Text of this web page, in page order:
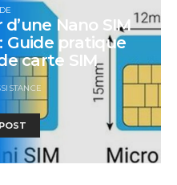
Nano SIM
Guide pratique
carte SIM